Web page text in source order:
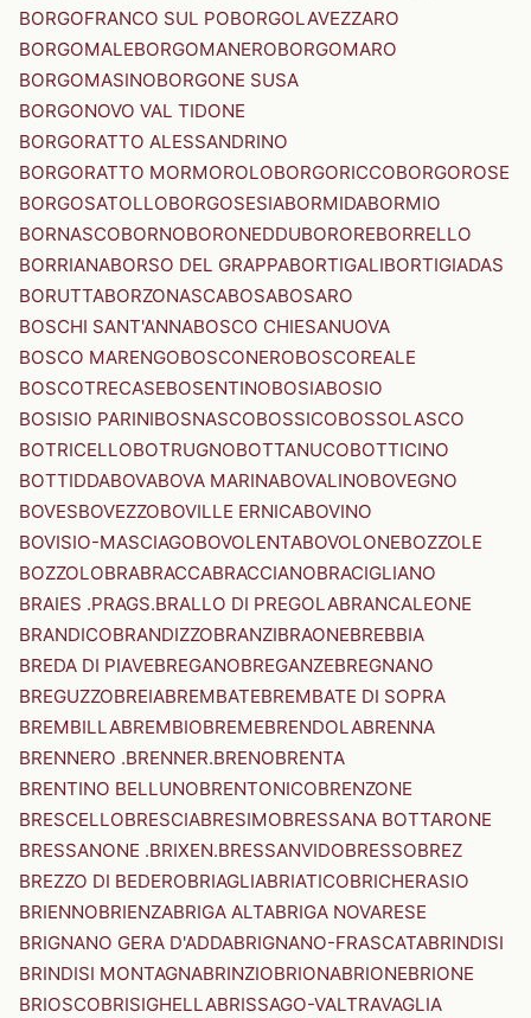
BORGOFRANCO SUL POBORGOLAVEZZARO
BORGOMALEBORGOMANEROBORGOMARO
BORGOMASINOBORGONE SUSA
BORGONOVO VAL TIDONE
BORGORATTO ALESSANDRINO
BORGORATTO MORMOROLOBORGORICCOBORGOROSE
BORGOSATOLLOBORGOSESIABORMIDABORMIO
BORNASCOBORNOBORONEDDUBOROREBORRELLO
BORRIANABORSO DEL GRAPPABORTIGALIBORTIGIADAS
BORUTTABORZONASCABOSABOSARO
BOSCHI SANT'ANNABOSCO CHIESANUOVA
BOSCO MARENGOBOSCONEROBOSCOREALE
BOSCOTRECASEBOSENTINOBOSIABOSIO
BOSISIO PARINIBOSNASCOBOSSICOBOSSOLASCO
BOTRICELLOBOTRUGNOBOTTANUCOBOTTICINO
BOTTIDDABOVABOVA MARINABOVALINOBOVEGNO
BOVESBOVEZZOBOVILLE ERNICABOVINO
BOVISIO-MASCIAGOBOVOLENTABOVOLONEBOZZOLE
BOZZOLOBRABRACCABRACCIANOBRACIGLIANO
BRAIES .PRAGS.BRALLO DI PREGOLABRANCALEONE
BRANDICOBRANDIZZOBRANZIBRAONEBREBBIA
BREDA DI PIAVEBREGANOBREGANZEBREGNANO
BREGUZZOBREIABREMBATEBREMBATE DI SOPRA
BREMBILLABREMBIOBREMEBRENDOLABRENNA
BRENNERO .BRENNER.BRENOBRENTA
BRENTINO BELLUNOBRENTONICOBRENZONE
BRESCELLOBRESCIABRESIMOBRESSANA BOTTARONE
BRESSANONE .BRIXEN.BRESSANVIDOBRESSOBREZ
BREZZO DI BEDEROBRIAGLIABRIATICOBRICHERASIO
BRIENNOBRIENZABRIGA ALTABRIGA NOVARESE
BRIGNANO GERA D'ADDABRIGNANO-FRASCATABRINDISI
BRINDISI MONTAGNABRINZIOBRIONABRIONEBRIONE
BRIOSCOBRISIGHELLABRISSAGO-VALTRAVAGLIA